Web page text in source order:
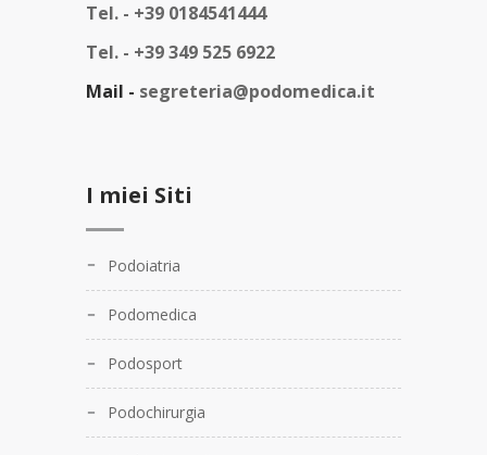
Tel. - +39 0184541444
Tel. - +39 349 525 6922
Mail - segreteria@podomedica.it
I miei Siti
Podoiatria
Podomedica
Podosport
Podochirurgia